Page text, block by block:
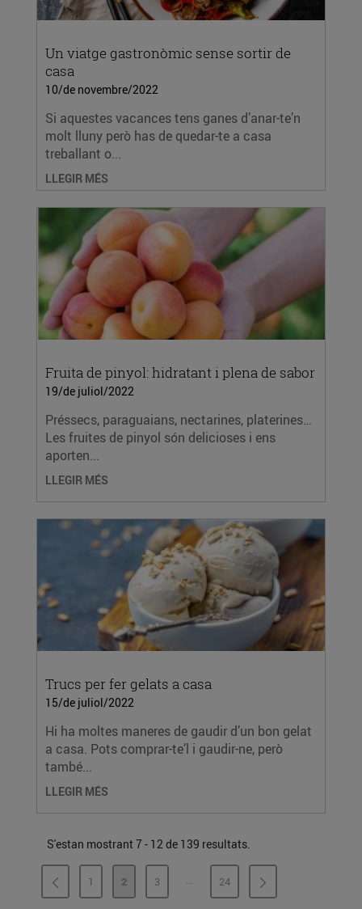
Un viatge gastronòmic sense sortir de
casa
10/de novembre/2022
Si aquestes vacances tens ganes d’anar-te’n
molt lluny però has de quedar-te a casa
treballant o...
LLEGIR MÉS
Fruita de pinyol: hidratant i plena de sabor
19/de juliol/2022
Préssecs, paraguaians, nectarines, platerines…
Les fruites de pinyol són delicioses i ens
aporten...
LLEGIR MÉS
Trucs per fer gelats a casa
15/de juliol/2022
Hi ha moltes maneres de gaudir d’un bon gelat
a casa. Pots comprar-te’l i gaudir-ne, però
també...
LLEGIR MÉS
S'estan mostrant 7 - 12 de 139 resultats.
PÀGINA
1 PÀGINA
2 PÀGINA
3 ...PÀGINES INTERMÈDIES
PÀGINA
24